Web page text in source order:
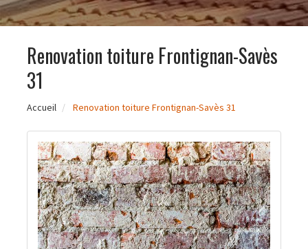
Renovation toiture Frontignan-Savès
31
Accueil Renovation toiture Frontignan-Savès 31